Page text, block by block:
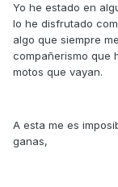
Yo he estado en
lo he disfrutado
algo que siempre
compañerismo que
motos que vayan.
A esta me es
ganas,